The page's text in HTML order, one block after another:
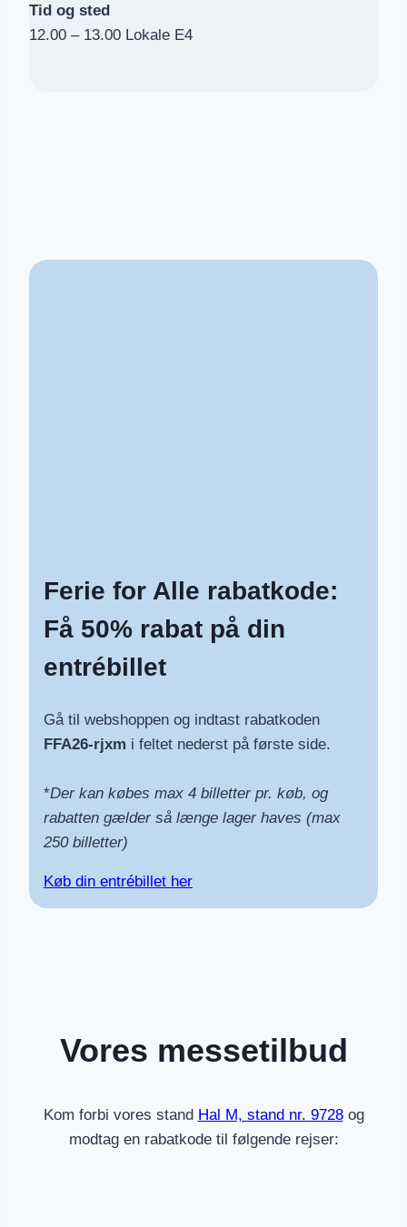
Tid og sted
12.00 – 13.00 Lokale E4
Ferie for Alle rabatkode:
Få 50% rabat på din
entrébillet
Gå til webshoppen og indtast rabatkoden
FFA26-rjxm i feltet nederst på første side.
*Der kan købes max 4 billetter pr. køb, og
rabatten gælder så længe lager haves (max
250 billetter)
Køb din entrébillet her
Vores messetilbud
Kom forbi vores stand Hal M, stand nr. 9728og
modtag en rabatkode til følgende rejser: